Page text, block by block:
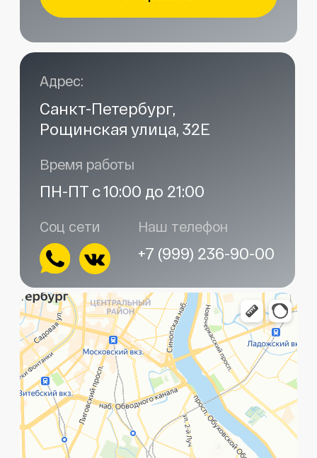
Услуги в нашем сервисе
Главная Услуги Контакты
+7 (999) 236-90-00